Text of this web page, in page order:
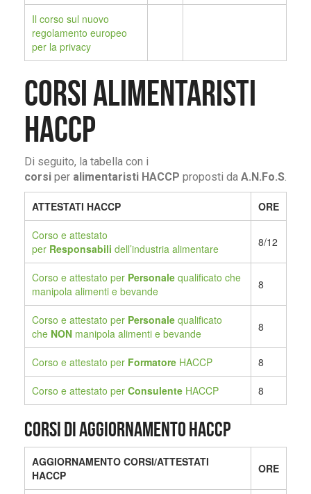
Il corso sul nuovo
regolamento europeo
per la privacy
CORSI ALIMENTARISTI
HACCP
Di seguito, la tabella con i
corsi per alimentaristi HACCP proposti da A.N.Fo.S.
ATTESTATI HACCP ORE
Corso e attestato
per Responsabili dell’industria alimentare 8/12
Corso e attestato per Personale qualificato che
manipola alimenti e bevande
8
Corso e attestato per Personale qualificato
che NON manipola alimenti e bevande 8
Corso e attestato per Formatore HACCP 8
Corso e attestato per Consulente HACCP 8
Corsi di aggiornamento HACCP
AGGIORNAMENTO CORSI/ATTESTATI
HACCP
ORE